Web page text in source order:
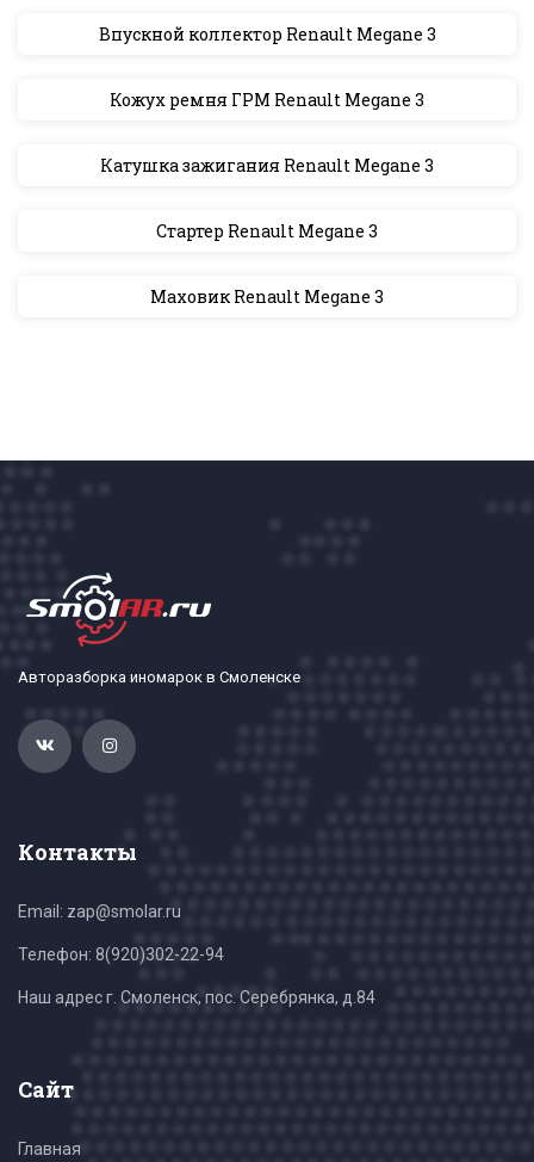
Впускной коллектор Renault Megane 3
Кожух ремня ГРМ Renault Megane 3
Катушка зажигания Renault Megane 3
Стартер Renault Megane 3
Маховик Renault Megane 3
Авторазборка иномарок в Смоленске
Контакты
Email: zap@smolar.ru
Телефон: 8(920)302-22-94
Наш адрес г. Смоленск, пос. Серебрянка, д.84
Сайт
Главная